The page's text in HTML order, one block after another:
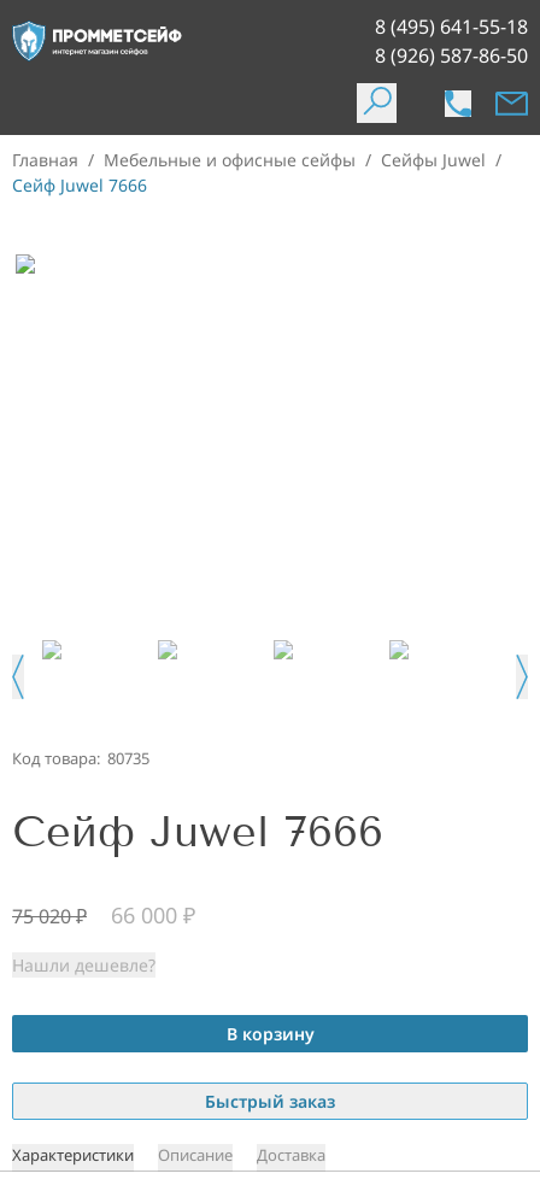
8 (495) 641-55-18
8 (926) 587-86-50
Главная / Мебельные и офисные сейфы / Сейфы Juwel /
Сейф Juwel 7666
Код товара: 80735
Сейф Juwel 7666
75 020₽ 66 000 ₽
Нашли дешевле?
В корзину
Быстрый заказ
Характеристики Описание Доставка